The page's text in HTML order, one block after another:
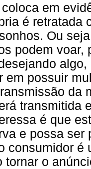
em
é retratada
Ou
podem voar,
em possuir
da
transmitida
é que
e possa
consumidor é
tornar o